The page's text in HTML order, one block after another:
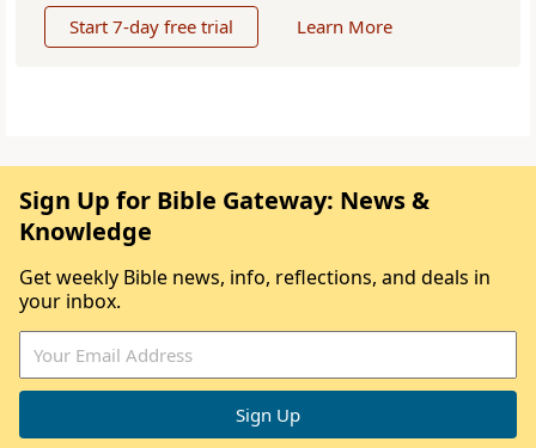
Start 7-day free trial Learn More
Sign Up for Bible Gateway: News &
Knowledge
Get weekly Bible news, info, reflections, and deals in
your inbox.